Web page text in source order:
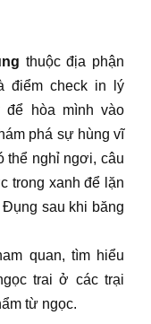
thuộc địa phận
điểm check in lý
hòa mình vào
phá sự hùng vĩ
thể nghỉ ngơi, câu
trong xanh để lặn
sau khi băng
quan, tìm hiểu
trai ở các trại
từ ngọc.